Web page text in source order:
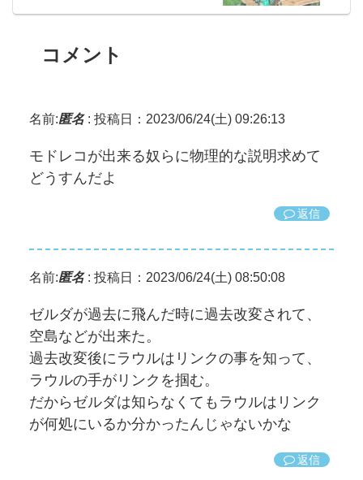
コメント
名前:匿名: 投稿日：2023/06/24(土) 09:26:13
モドレコが出来る奴らに物理的な説明求めて
どうすんだよ
返信
名前:匿名: 投稿日：2023/06/24(土) 08:50:08
ゼルダが過去に飛んだ時に過去改変されて、
空島などが出来た。
過去改変後にラウルはリンクの事を知って、
ラウルの手がリンクを掴む。
だからゼルダは知らなくてもラウルはリンク
が何処にいるか分かったんじゃないかな
返信